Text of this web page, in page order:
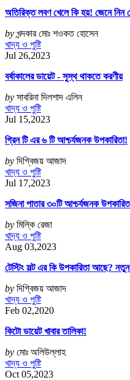
অতিরিক্ত লবণ খেলে কি হয়! জেনে নিন
by খন্দকার মোঃ শওকত হোসেন
খাদ্য ও পুষ্টি
Jul 26,2023
বর্ষাকালের ডায়েট - সুস্থ থাকতে করণীয়
by সাবরিনা দিলশাদ এলিন
খাদ্য ও পুষ্টি
Jul 15,2023
গ্রিন টি এর ৬ টি আশ্চর্যজনক উপকারিতা!
by দিগ্বিজয় আজাদ
খাদ্য ও পুষ্টি
Jul 17,2023
সজিনা পাতার ৩০টি আশ্চর্যজনক
by মিল্কি রেজা
খাদ্য ও পুষ্টি
Aug 03,2023
টেস্টিং সল্ট এর কি উপকারিতা আছে?
by দিগ্বিজয় আজাদ
খাদ্য ও পুষ্টি
Feb 02,2020
কিটো ডায়েট খাবার তালিকা!
by মোঃ অলিউল্লাহ
খাদ্য ও পুষ্টি
Oct 05,2023